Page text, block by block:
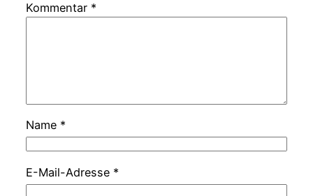
Kommentar *
Name *
E-Mail-Adresse *